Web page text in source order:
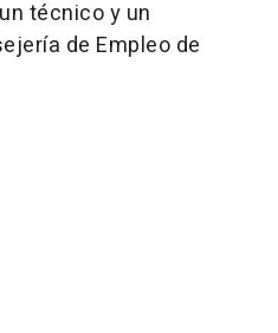
técnico y un
de Empleo de